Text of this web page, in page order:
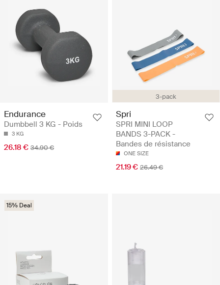
Endurance
Dumbbell 3 KG - Poids
3 KG
26.18 € 34.90 €
3-pack
Spri
SPRI MINI LOOP
BANDS 3-PACK -
Bandes de résistance
ONE SIZE
21.19 € 26.49 €
15% Deal